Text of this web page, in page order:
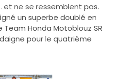
et ne se ressemblent pas.
un superbe doublé en
Honda Motoblouz SR
pour le quatrième